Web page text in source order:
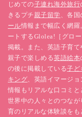
じめての子連れ海外旅行
きるプチ親子留学、各
ール情報まで幅広く網羅
ートするGlolea!［グロ
掲載。また、英語子育
親子で楽しめる英語絵本
の後に掲載している子ど
キング、英語イマージ
情報もリアルな口コミ
世界中の人々とのつな
育のリアルな体験談を